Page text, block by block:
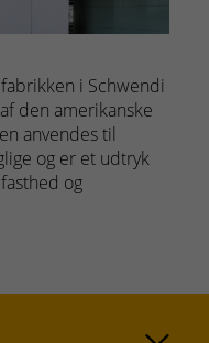
i Schwendi
den amerikanske
anvendes til
og er et udtryk
og